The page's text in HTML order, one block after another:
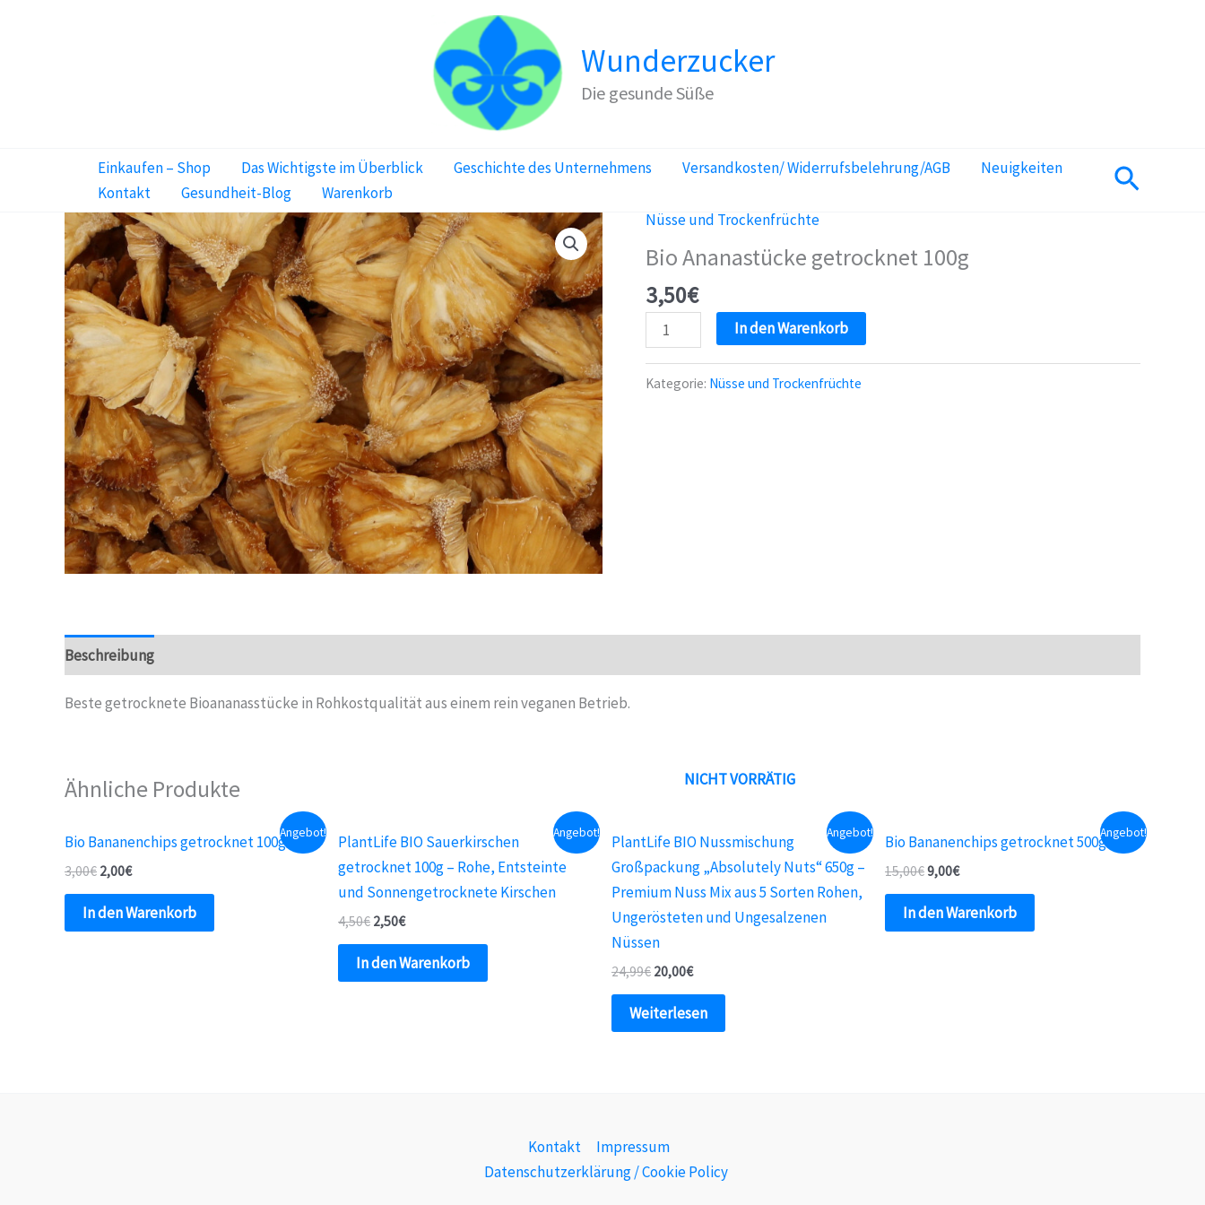
Wunderzucker
Die gesunde Süße
Einkaufen – Shop Das Wichtigste im Überblick Geschichte des Unternehmens Versandkosten/ Widerrufsbelehrung/AGB
Neuigkeiten
Kontakt
Gesundheit-Blog Warenkorb Suchen
Nüsse und Trockenfrüchte
Bio Ananastücke getrocknet 100g
3,50€
Bio
Ananastücke
getrocknet
In den Warenkorb
Kategorie: Nüsse und Trockenfrüchte
Beschreibung
Beste getrocknete Bioananasstücke in Rohkostqualität aus einem rein veganen Betrieb.
Ähnliche Produkte
Angebot!
Bio Bananenchips getrocknet 100g
3,00€ 2,00€
In den Warenkorb
Angebot!
PlantLife BIO Sauerkirschen
getrocknet 100g – Rohe, Entsteinte
und Sonnengetrocknete Kirschen
4,50€ 2,50€
In den Warenkorb
Angebot!
NICHT VORRÄTIG
PlantLife BIO Nussmischung
Großpackung „Absolutely Nuts“ 650g –
Premium Nuss Mix aus 5 Sorten Rohen,
Ungerösteten und Ungesalzenen
Nüssen
24,99€ 20,00€
Weiterlesen
Angebot!
Bio Bananenchips getrocknet 500g
15,00€9,00€
In den Warenkorb
Kontakt
Impressum
Datenschutzerklärung / Cookie Policy